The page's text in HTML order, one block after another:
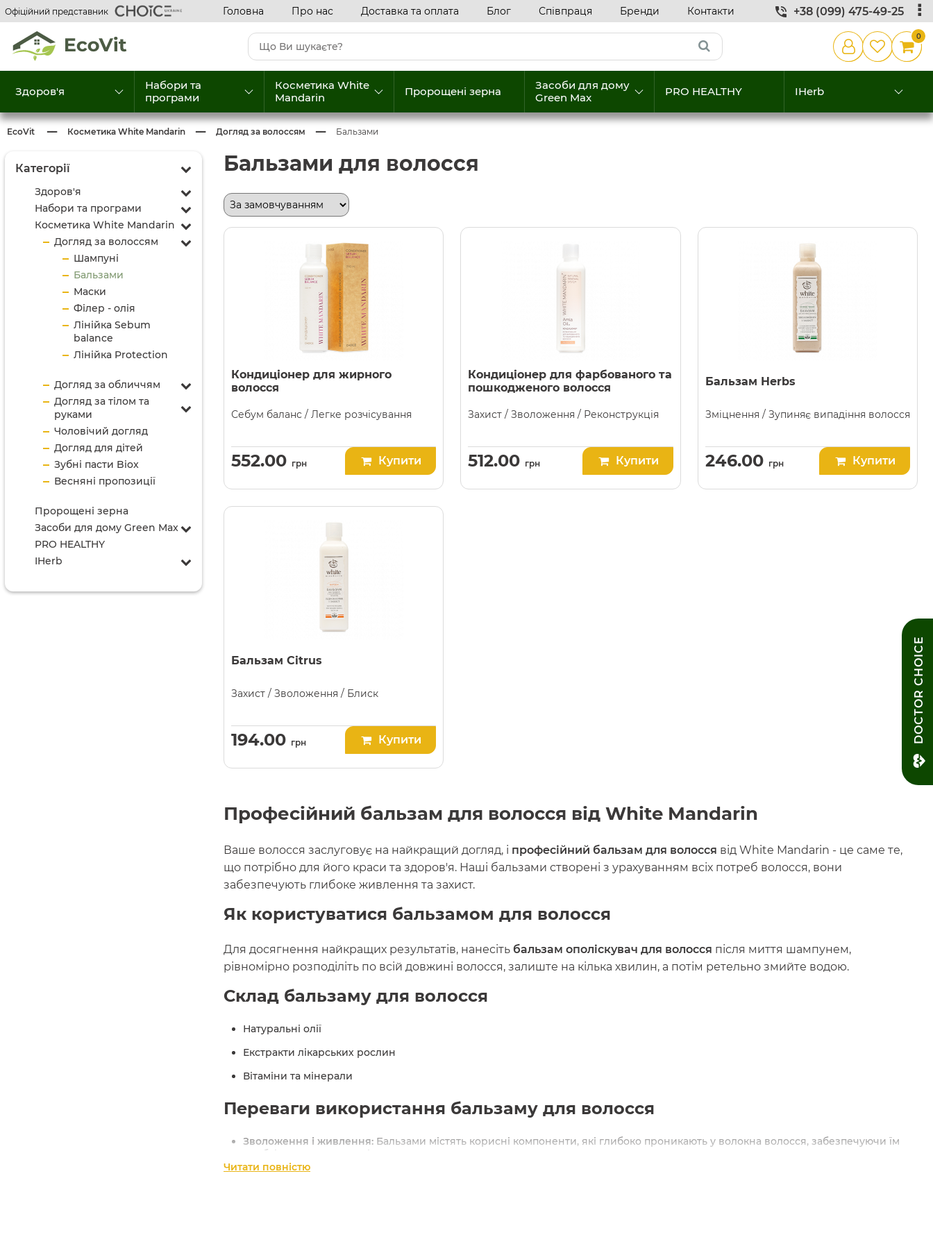
Офіційний представник Головна Про нас Доставка та оплата Блог Співпраця Бренди Контакти +38 (099) 475-49-25
0
Здоров'я
Набори та
програми
Косметика White
Mandarin
Пророщені зерна
Засоби для дому
Green Max
PRO HEALTHY IHerb
EcoVit Косметика White Mandarin Догляд за волоссям Бальзами
Категорії
Здоров'я
Набори та програми
Косметика White Mandarin
Догляд за волоссям
Шампуні
Бальзами
Маски
Філер - олія
Лінійка Sebum
balance
Лінійка Protection
Догляд за обличчям
Догляд за тілом та
руками
Чоловічий догляд
Догляд для дітей
Зубні пасти Biox
Весняні пропозиції
Пророщені зерна
Засоби для дому Green Max
PRO HEALTHY
IHerb
Бальзами для волосся
Кондиціонер для жирного
волосся
Себум баланс / Легке розчісування
552.00 грн Купити
Кондиціонер для фарбованого та
пошкодженого волосся
Захист / Зволоження / Реконструкція
512.00 грн Купити
Бальзам Herbs
Зміцнення / Зупиняє випадіння волосся
246.00 грн Купити
Бальзам Citrus
Захист / Зволоження / Блиск
194.00 грн Купити
Професійний бальзам для волосся від White Mandarin
Ваше волосся заслуговує на найкращий догляд, і професійний бальзам для волосся від White Mandarin - це саме те,
що потрібно для його краси та здоров'я. Наші бальзами створені з урахуванням всіх потреб волосся, вони
забезпечують глибоке живлення та захист.
Як користуватися бальзамом для волосся
Для досягнення найкращих результатів, нанесіть бальзам ополіскувач для волосся після миття шампунем,
рівномірно розподіліть по всій довжині волосся, залиште на кілька хвилин, а потім ретельно змийте водою.
Склад бальзаму для волосся
Натуральні олії
Екстракти лікарських рослин
Вітаміни та мінерали
Переваги використання бальзаму для волосся
Зволоження і живлення: Бальзами містять корисні компоненти, які глибоко проникають у волокна волосся, забезпечуючи їм
необхідне зволоження і живлення.
Читати повністю
DOCTOR CHOICE